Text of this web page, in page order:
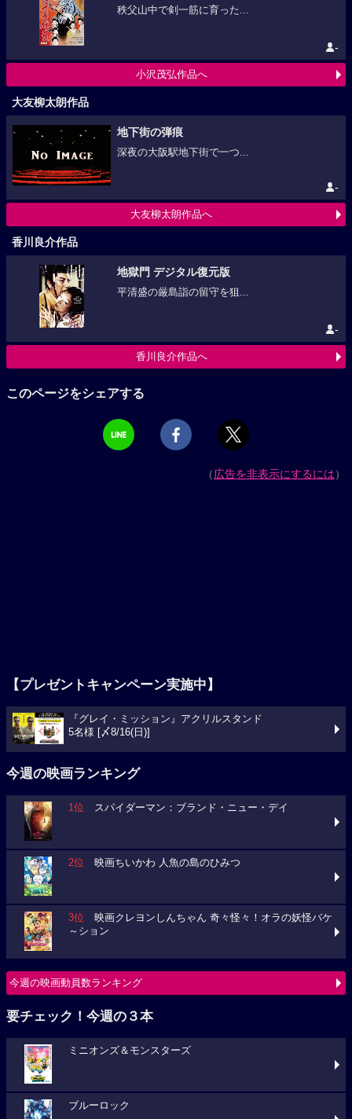
秩父山中で剣一筋に育った...
-
小沢茂弘作品へ
大友柳太朗作品
地下街の弾痕
深夜の大阪駅地下街で一つ...
-
大友柳太朗作品へ
香川良介作品
地獄門 デジタル復元版
平清盛の厳島詣の留守を狙...
-
香川良介作品へ
このページをシェアする
（広告を非表示にするには）
【プレゼントキャンペーン実施中】
『グレイ・ミッション』アクリルスタンド
5名様 [〆8/16(日)]
今週の映画ランキング
1位 スパイダーマン：ブランド・ニュー・デイ
2位 映画ちいかわ 人魚の島のひみつ
3位 映画クレヨンしんちゃん 奇々怪々！オラの妖怪バケ
～ション
今週の映画動員数ランキング
要チェック！今週の３本
ミニオンズ＆モンスターズ
ブルーロック